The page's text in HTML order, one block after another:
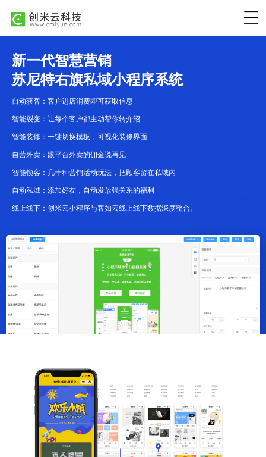
新一代智慧营销
苏尼特右旗私域小程序系统
自动获客：客户进店消费即可获取信息
智能裂变：让每个客户都主动帮你转介绍
智能装修：一键切换模板，可视化装修界面
自营外卖：跟平台外卖的佣金说再见
智能锁客：几十种营销活动玩法，把顾客留在私域内
自动私域：添加好友，自动发放强关系的福利
线上线下：创米云小程序与客如云线上线下数据深度整合。